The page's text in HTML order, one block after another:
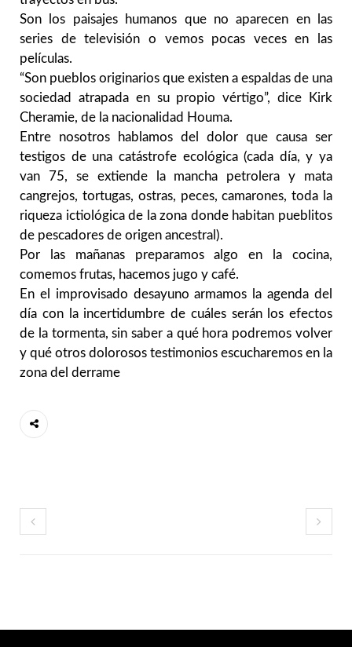
Son los paisajes humanos que no aparecen en las
series de televisión o vemos pocas veces en las
películas.
“Son pueblos originarios que existen a espaldas de una
sociedad atrapada en su propio vértigo”, dice Kirk
Cheramie, de la nacionalidad Houma.
Entre nosotros hablamos del dolor que causa ser
testigos de una catástrofe ecológica (cada día, y ya
van 75, se extiende la mancha petrolera y mata
cangrejos, tortugas, ostras, peces, camarones, toda la
riqueza ictiológica de la zona donde habitan pueblitos
de pescadores de origen ancestral).
Por las mañanas preparamos algo en la cocina,
comemos frutas, hacemos jugo y café.
En el improvisado desayuno armamos la agenda del
día con la incertidumbre de cuáles serán los efectos
de la tormenta, sin saber a qué hora podremos volver
y qué otros dolorosos testimonios escucharemos en la
zona del derrame